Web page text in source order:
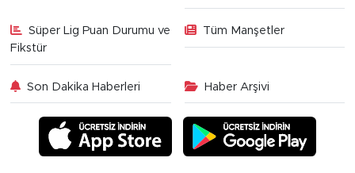
Süper Lig Puan Durumu ve
Fikstür
Tüm Manşetler
Son Dakika Haberleri Haber Arşivi